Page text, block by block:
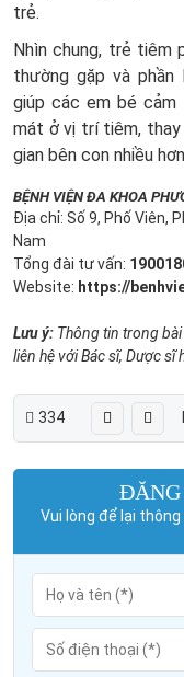
trẻ.
Nhìn chung, trẻ tiêm
thường gặp và phần
giúp các em bé cảm
mát ở vị trí tiêm, thay
gian bên con nhiều
BỆNH VIỆN ĐA KHOA
Địa chỉ: Số 9, Phố Viên,
Nam
Tổng đài tư vấn:
Website: https://
Lưu ý: Thông tin trong
liên hệ với Bác sĩ, Dược sĩ
334
Vui lòng để lại